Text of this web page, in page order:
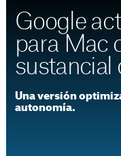
Google
para Mac
sustancial
Una versión
autonomía.